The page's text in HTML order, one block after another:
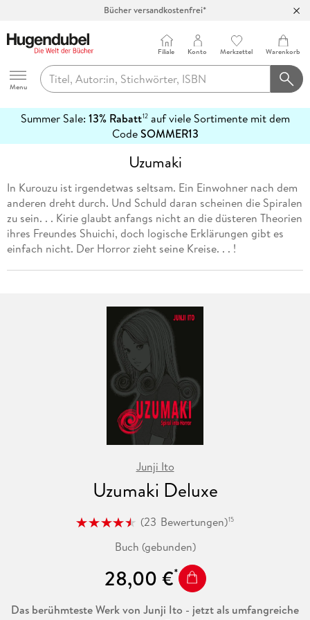
Bücher versandkostenfrei*
Abholung in über 100 Filialen
Hugendubel
Menu
Filiale Konto Merkzettel Warenkorb
Summer Sale: 13% Rabatt12auf viele Sortimente mit dem
CodeSOMMER13
erfahren
Uzumaki
In Kurouzu ist irgendetwas seltsam. Ein Einwohner nach dem
anderen dreht durch. Und Schuld daran scheinen die Spiralen
zu sein. . . Kirie glaubt anfangs nicht an die düsteren Theorien
ihres Freundes Shuichi, doch logische Erklärungen gibt es
einfach nicht. Der Horror zieht seine Kreise. . . !
Junji Ito
Uzumaki Deluxe
(23 Bewertungen)15
Buch (gebunden)
28,00 €
Das berühmteste Werk von Junji Ito - jetzt als umfangreiche